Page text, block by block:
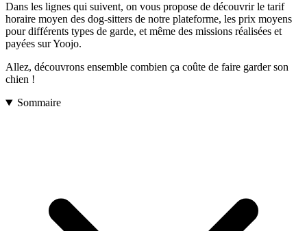
Dans les lignes qui suivent, on vous propose de découvrir le tarif
horaire moyen des dog-sitters de notre plateforme, les prix moyens
pour différents types de garde, et même des missions réalisées et
payées sur Yoojo.
Allez, découvrons ensemble combien ça coûte de faire garder son
chien !
Sommaire